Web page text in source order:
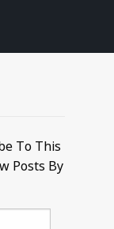
To This
Posts By